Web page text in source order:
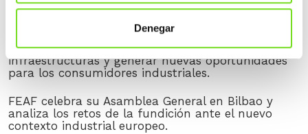
Denegar
europeas en un punto de inflexión»
Foro de Descarbonización de la Industria -
Flexibilidad como palanca para optimizar
infraestructuras y generar nuevas oportunidades
para los consumidores industriales.
FEAF celebra su Asamblea General en Bilbao y
analiza los retos de la fundición ante el nuevo
contexto industrial europeo.